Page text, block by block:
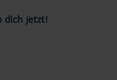
dich jetzt!